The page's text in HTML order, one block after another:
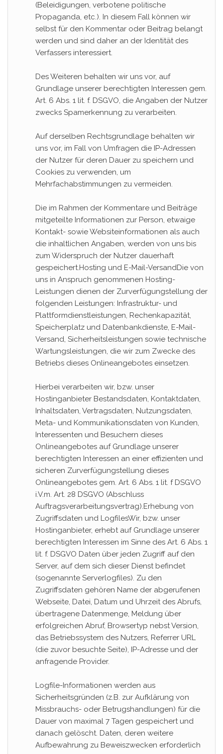
(Beleidigungen, verbotene politische
Propaganda, etc.). In diesem Fall können wir
selbst für den Kommentar oder Beitrag belangt
werden und sind daher an der Identität des
Verfassers interessiert.
Des Weiteren behalten wir uns vor, auf
Grundlage unserer berechtigten Interessen gem.
Art. 6 Abs. 1 lit. f. DSGVO, die Angaben der Nutzer
zwecks Spamerkennung zu verarbeiten.
Auf derselben Rechtsgrundlage behalten wir
uns vor, im Fall von Umfragen die IP-Adressen
der Nutzer für deren Dauer zu speichern und
Cookies zu verwenden, um
Mehrfachabstimmungen zu vermeiden.
Die im Rahmen der Kommentare und Beiträge
mitgeteilte Informationen zur Person, etwaige
Kontakt- sowie Websiteinformationen als auch
die inhaltlichen Angaben, werden von uns bis
zum Widerspruch der Nutzer dauerhaft
gespeichert.Hosting und E-Mail-VersandDie von
uns in Anspruch genommenen Hosting-
Leistungen dienen der Zurverfügungstellung der
folgenden Leistungen: Infrastruktur- und
Plattformdienstleistungen, Rechenkapazität,
Speicherplatz und Datenbankdienste, E-Mail-
Versand, Sicherheitsleistungen sowie technische
Wartungsleistungen, die wir zum Zwecke des
Betriebs dieses Onlineangebotes einsetzen.
Hierbei verarbeiten wir, bzw. unser
Hostinganbieter Bestandsdaten, Kontaktdaten,
Inhaltsdaten, Vertragsdaten, Nutzungsdaten,
Meta- und Kommunikationsdaten von Kunden,
Interessenten und Besuchern dieses
Onlineangebotes auf Grundlage unserer
berechtigten Interessen an einer effizienten und
sicheren Zurverfügungstellung dieses
Onlineangebotes gem. Art. 6 Abs. 1 lit. f DSGVO
i.V.m. Art. 28 DSGVO (Abschluss
Auftragsverarbeitungsvertrag).Erhebung von
Zugriffsdaten und LogfilesWir, bzw. unser
Hostinganbieter, erhebt auf Grundlage unserer
berechtigten Interessen im Sinne des Art. 6 Abs. 1
lit. f. DSGVO Daten über jeden Zugriff auf den
Server, auf dem sich dieser Dienst befindet
(sogenannte Serverlogfiles). Zu den
Zugriffsdaten gehören Name der abgerufenen
Webseite, Datei, Datum und Uhrzeit des Abrufs,
übertragene Datenmenge, Meldung über
erfolgreichen Abruf, Browsertyp nebst Version,
das Betriebssystem des Nutzers, Referrer URL
(die zuvor besuchte Seite), IP-Adresse und der
anfragende Provider.
Logfile-Informationen werden aus
Sicherheitsgründen (z.B. zur Aufklärung von
Missbrauchs- oder Betrugshandlungen) für die
Dauer von maximal 7 Tagen gespeichert und
danach gelöscht. Daten, deren weitere
Aufbewahrung zu Beweiszwecken erforderlich